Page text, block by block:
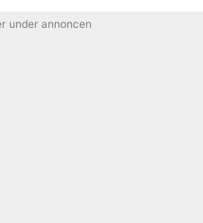
under annoncen